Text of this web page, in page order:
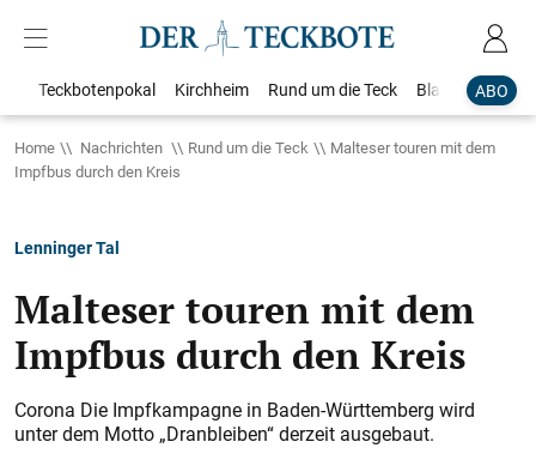
ABO
Teckbotenpokal Kirchheim Rund um die Teck Blaulicht
Home Nachrichten Rund um die Teck
Malteser touren mit dem
Impfbus durch den Kreis
Lenninger Tal
Malteser touren mit dem
Impfbus durch den Kreis
Corona Die Impfkampagne in Baden-Württemberg wird
unter dem Motto „Dranbleiben“ derzeit ausgebaut.